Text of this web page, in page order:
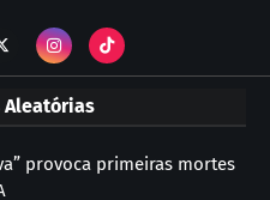
Aleatórias
provoca primeiras mortes